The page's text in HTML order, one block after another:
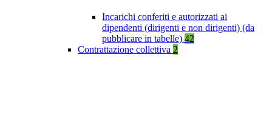
Incarichi conferiti e autorizzati ai
dipendenti (dirigenti e non dirigenti) (da
pubblicare in tabelle) 42
Contrattazione collettiva 2